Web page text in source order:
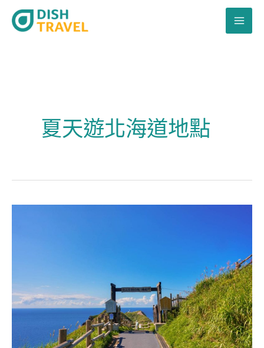
夏天遊北海道地點
海
道